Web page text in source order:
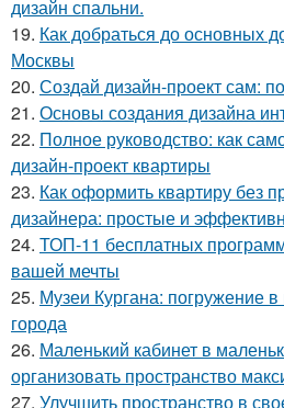
дизайн спальни.
19. Как добраться до основных
Москвы
20. Создай дизайн-проект сам:
21. Основы создания дизайна
22. Полное руководство: как
дизайн-проект квартиры
23. Как оформить квартиру без
дизайнера: простые и
24. ТОП-11 бесплатных
вашей мечты
25. Музеи Кургана: погружение в
города
26. Маленький кабинет в
организовать пространство
27. Улучшить пространство в